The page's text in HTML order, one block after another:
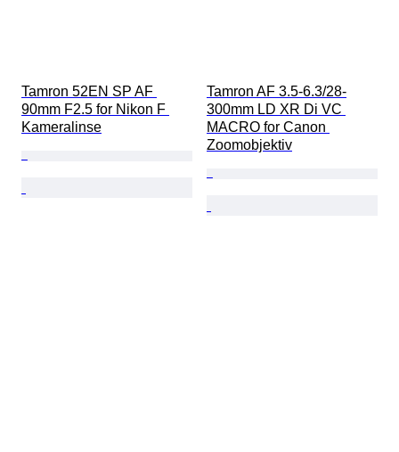
Tamron 52EN SP AF
90mm F2.5 for Nikon F
Kameralinse
Tamron AF 3.5-6.3/28-
300mm LD XR Di VC
MACRO for Canon
Zoomobjektiv